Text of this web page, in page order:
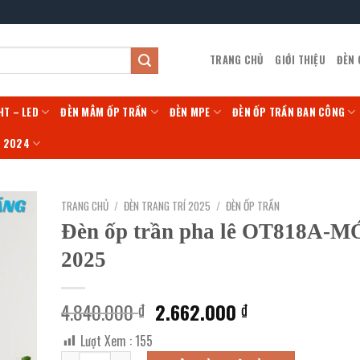
TRANG CHỦ GIỚI THIỆU ĐÈN
– LED ĐÈN MÂM ỐP TRẦN ĐÈN MPE ĐÈN ỐP TRẦN BAN CÔNG
2024
TRANG CHỦ / ĐÈN TRANG TRÍ 2025 / ĐÈN ỐP TRẦN
Đèn ốp trần pha lê OT818A-
2025
4.840.000₫ Giá
gốc
là:
2.662.000₫Giá
tại
Lượt Xem :155